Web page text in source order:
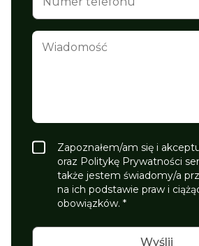
Zapoznałem/am się i
oraz Politykę Prywatności
także jestem świadomy/a
na ich podstawie praw i
obowiązków. *